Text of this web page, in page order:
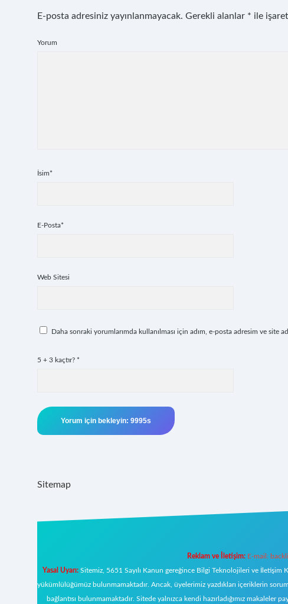
E-posta adresiniz yayınlanmayacak. Gerekli alanlar * ile
Yorum
İsim*
E-Posta*
Web Sitesi
Daha sonraki yorumlarımda kullanılması için adım, e-posta adresim ve site
5 + 3 kaçtır? *
Sitemap
Reklam ve İletişim: E-mail:
Yasal Uyarı:Sitemiz, 5651 Sayılı Kanun gereğince Bilgi Teknolojileri ve İletişim
yükümlülüğümüz bulunmamaktadır. Ancak, üyelerimiz yazdıkları içeriklerin
bağlantısı bulunmamaktadır. Sitede yalnızca kendi hazırladığımız